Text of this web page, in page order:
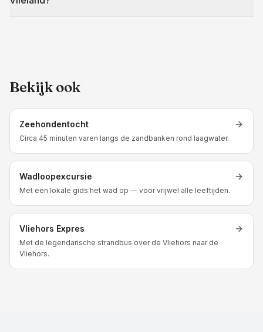
Bekijk ook
Zeehondentocht
Circa 45 minuten varen langs de zandbanken rond laagwater.
Wadloopexcursie
Met een lokale gids het wad op — voor vrijwel alle leeftijden.
Vliehors Expres
Met de legendarische strandbus over de Vliehors naar de
Vliehors.